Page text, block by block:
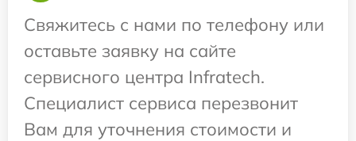
Свяжитесь с нами по телефону или
оставьте заявку на сайте
сервисного центра Infratech.
Специалист сервиса перезвонит
Вам для уточнения стоимости и